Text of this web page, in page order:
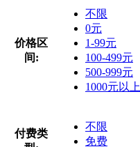
价格区
间:
不限
0元
1-99元
100-499元
500-999元
1000元以上
付费类
不限
免费